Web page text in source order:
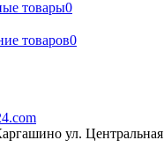
товары0
товаров0
ул. Центральная